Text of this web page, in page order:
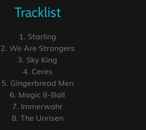
Tracklist
1. Starling
2. We Are Strangers
3. Sky King
4. Ceres
5. Gingerbread Men
6. Magic 8-Ball
7. Immerwahr
8. The Unrisen